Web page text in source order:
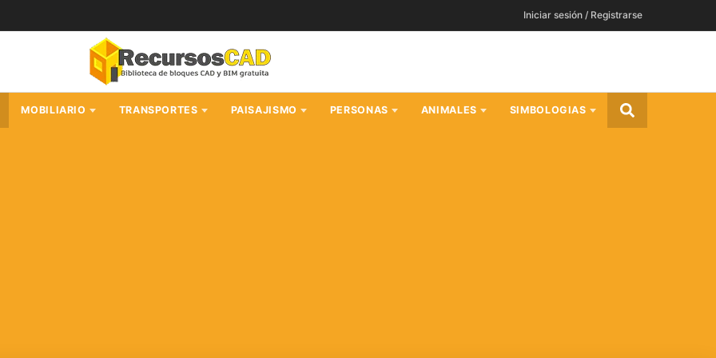
Iniciar sesión / Registrarse
MOBILIARIO TRANSPORTES PAISAJISMO PERSONAS ANIMALES SIMBOLOGIAS